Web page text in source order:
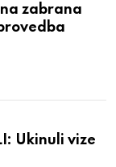
zabrana
Ukinuli vize